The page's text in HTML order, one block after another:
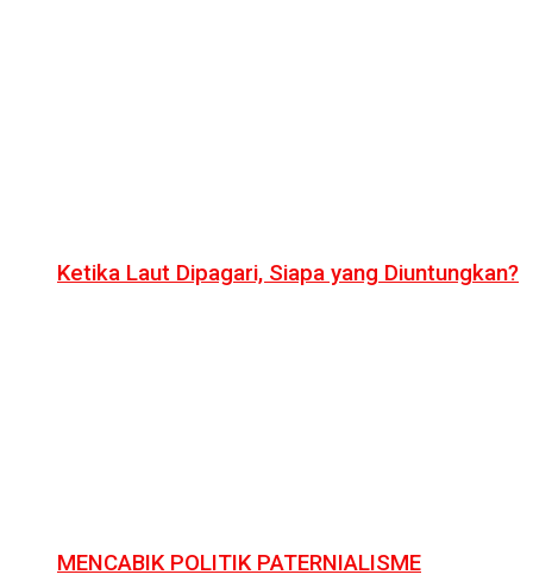
Ketika Laut Dipagari, Siapa yang Diuntungkan?
MENCABIK POLITIK PATERNIALISME